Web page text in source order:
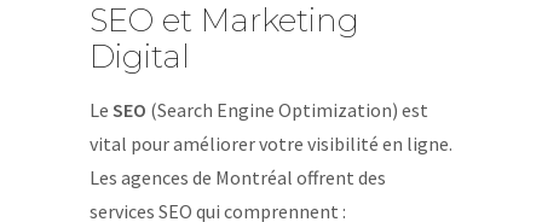
SEO et Marketing
Digital
Le SEO (Search Engine Optimization) est
vital pour améliorer votre visibilité en ligne.
Les agences de Montréal offrent des
services SEO qui comprennent :